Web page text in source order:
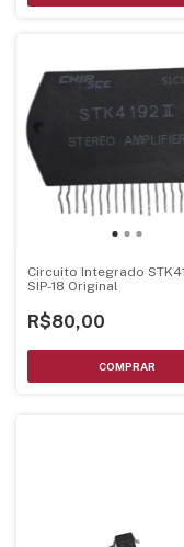
Circuito Integrado
SIP-18 Original
R$80,00